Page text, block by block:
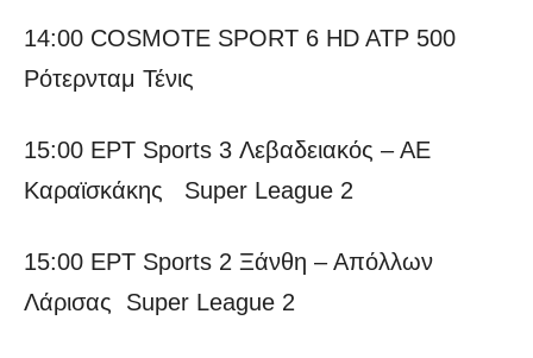
14:00 COSMOTE SPORT 6 HD ATP 500
Ρότερνταμ Τένις
15:00 ΕΡΤ Sports 3 Λεβαδειακός – ΑΕ
Καραϊσκάκης Super League 2
15:00 ΕΡΤ Sports 2 Ξάνθη – Απόλλων
Λάρισας Super League 2